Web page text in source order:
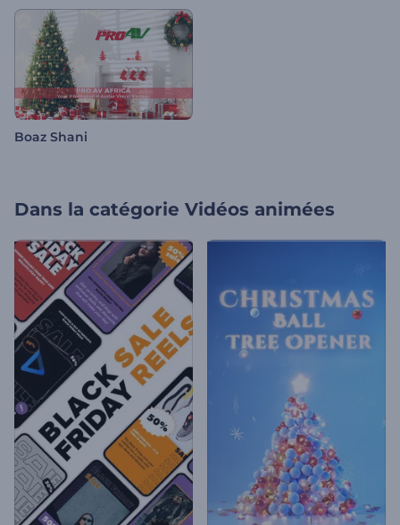
Boaz Shani
Dans la catégorie Vidéos animées